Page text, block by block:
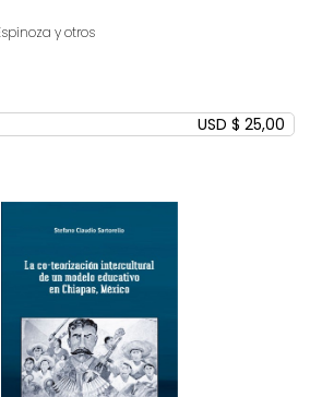
y otros
USD $ 25,00